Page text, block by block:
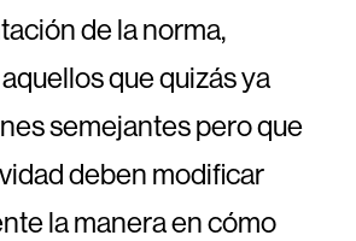
de la norma,
que quizás ya
semejantes pero que
deben modificar
la manera en cómo